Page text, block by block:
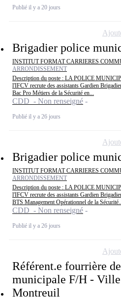
Publié il y a 20 jours
Brigadier police
INSTITUT FORMAT CARRIERES
ARRONDISSEMENT
Description du poste : LA POLICE
l'IFCV recrute des assistants Gardien
Bac Pro Métiers de la Sécurité en...
CDD - Non renseigné
Publié il y a 26 jours
Brigadier police
INSTITUT FORMAT CARRIERES
ARRONDISSEMENT
Description du poste : LA POLICE
l'IFCV recrute des assistants Gardien
BTS Management Opérationnel de la
CDD - Non renseigné
Publié il y a 26 jours
Référent.e fourrière
municipale F/H -
Montreuil